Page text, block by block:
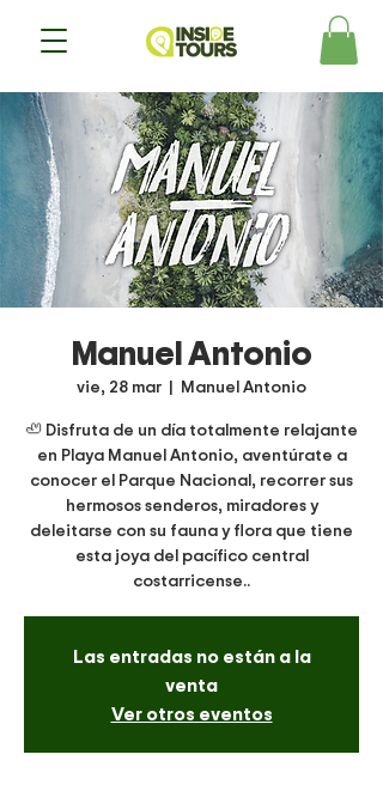
Manuel Antonio
vie, 28 mar
  |
Manuel Antonio
🦥 Disfruta de un día totalmente relajante
en Playa Manuel Antonio, aventúrate a
conocer el Parque Nacional, recorrer sus
hermosos senderos, miradores y
deleitarse con su fauna y flora que tiene
esta joya del pacífico central
costarricense..
Las entradas no están a la
venta
Ver otros eventos